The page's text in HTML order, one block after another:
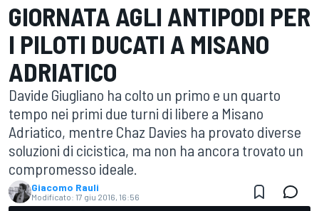
GIORNATA AGLI ANTIPODI PER
I PILOTI DUCATI A MISANO
ADRIATICO
Davide Giugliano ha colto un primo e un quarto
tempo nei primi due turni di libere a Misano
Adriatico, mentre Chaz Davies ha provato diverse
soluzioni di cicistica, ma non ha ancora trovato un
compromesso ideale.
Giacomo Rauli
Modificato: 17 giu 2016, 16:56